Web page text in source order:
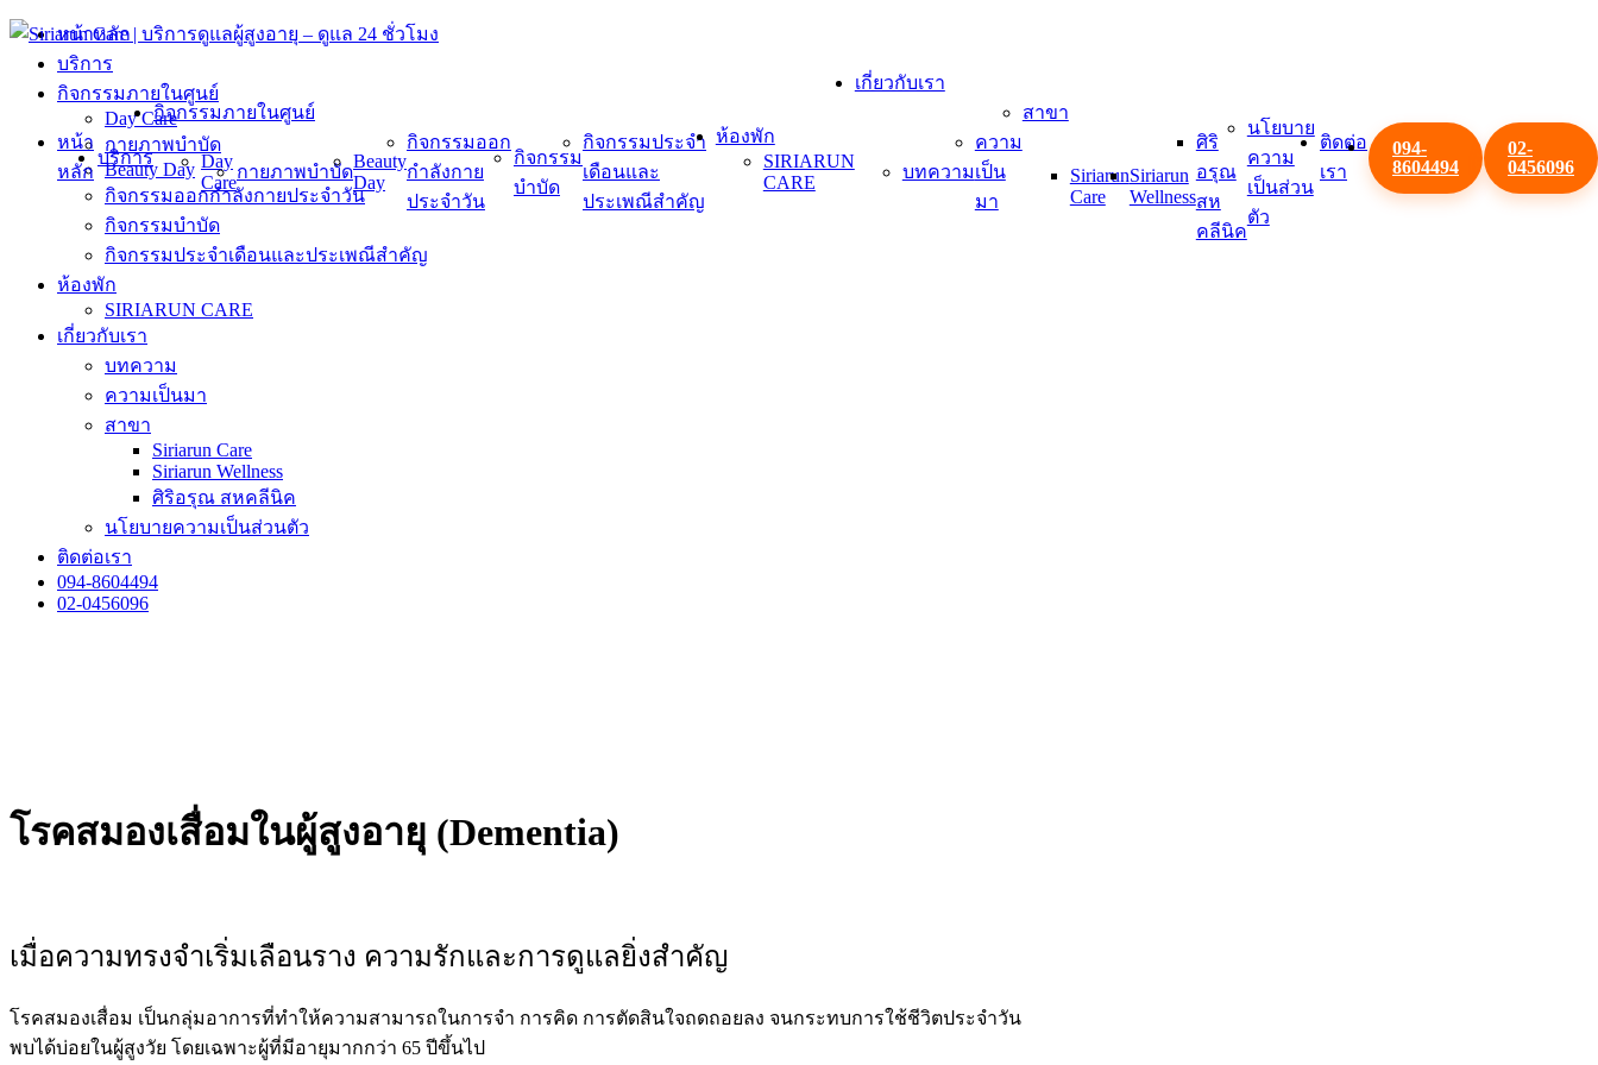
Skip
content
หน้า
หลัก
บริการ
กิจกรรมภายในศูนย์
Day
Careกายภาพบำบัด
Beauty
Day
กิจกรรมออก
กำลังกาย
ประจำวัน
กิจกรรม
บำบัด
กิจกรรมประจำ
เดือนและ
ประเพณีสำคัญ
ห้องพัก
SIRIARUN
CARE
เกี่ยวกับเรา
บทความ
ความ
เป็น
มา
สาขา
Siriarun
Care
Siriarun
Wellness
ศิริ
อรุณ
สห
คลีนิค
นโยบาย
ความ
เป็นส่วน
ตัว
ติดต่อ
เรา
094-
8604494
02-
0456096
หน้าหลัก
บริการ
กิจกรรมภายในศูนย์
Day Care
กายภาพบำบัด
Beauty Day
กิจกรรมออกกำลังกายประจำวัน
กิจกรรมบำบัด
กิจกรรมประจำเดือนและประเพณีสำคัญ
ห้องพัก
SIRIARUN CARE
เกี่ยวกับเรา
บทความ
ความเป็นมา
สาขา
Siriarun Care
Siriarun Wellness
ศิริอรุณ สหคลีนิค
นโยบายความเป็นส่วนตัว
ติดต่อเรา
094-8604494
02-0456096
โรคสมองเสื่อมในผู้สูงอายุ (Dementia)
เมื่อความทรงจำเริ่มเลือนราง ความรักและการดูแลยิ่งสำคัญ
โรคสมองเสื่อม เป็นกลุ่มอาการที่ทำให้ความสามารถในการจำ การคิด การตัดสินใจถดถอยลง จนกระทบการใช้ชีวิตประจำวัน
พบได้บ่อยในผู้สูงวัย โดยเฉพาะผู้ที่มีอายุมากกว่า 65 ปีขึ้นไป